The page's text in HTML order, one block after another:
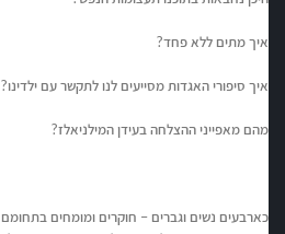
איך מתים ללא פחד?
איך סיפורי האגדות מסייעים לנו לתקשר עם ילדינו?
מהם מאפייני ההצלחה בעידן המילניאלז?
כארבעים נשים וגברים – חוקרים ומומחים בתחומם